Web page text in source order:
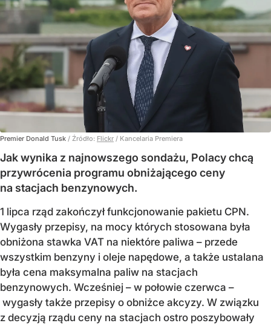
Premier Donald Tusk / Źródło: Flickr / Kancelaria Premiera
Jak wynika z najnowszego sondażu, Polacy chcą
przywrócenia programu obniżającego ceny
na stacjach benzynowych.
1 lipca rząd zakończył funkcjonowanie pakietu CPN.
Wygasły przepisy, na mocy których stosowana była
obniżona stawka VAT na niektóre paliwa – przede
wszystkim benzyny i oleje napędowe, a także ustalana
była cena maksymalna paliw na stacjach
benzynowych. Wcześniej – w połowie czerwca –
wygasły także przepisy o obniżce akcyzy. W związku
z decyzją rządu ceny na stacjach ostro poszybowały